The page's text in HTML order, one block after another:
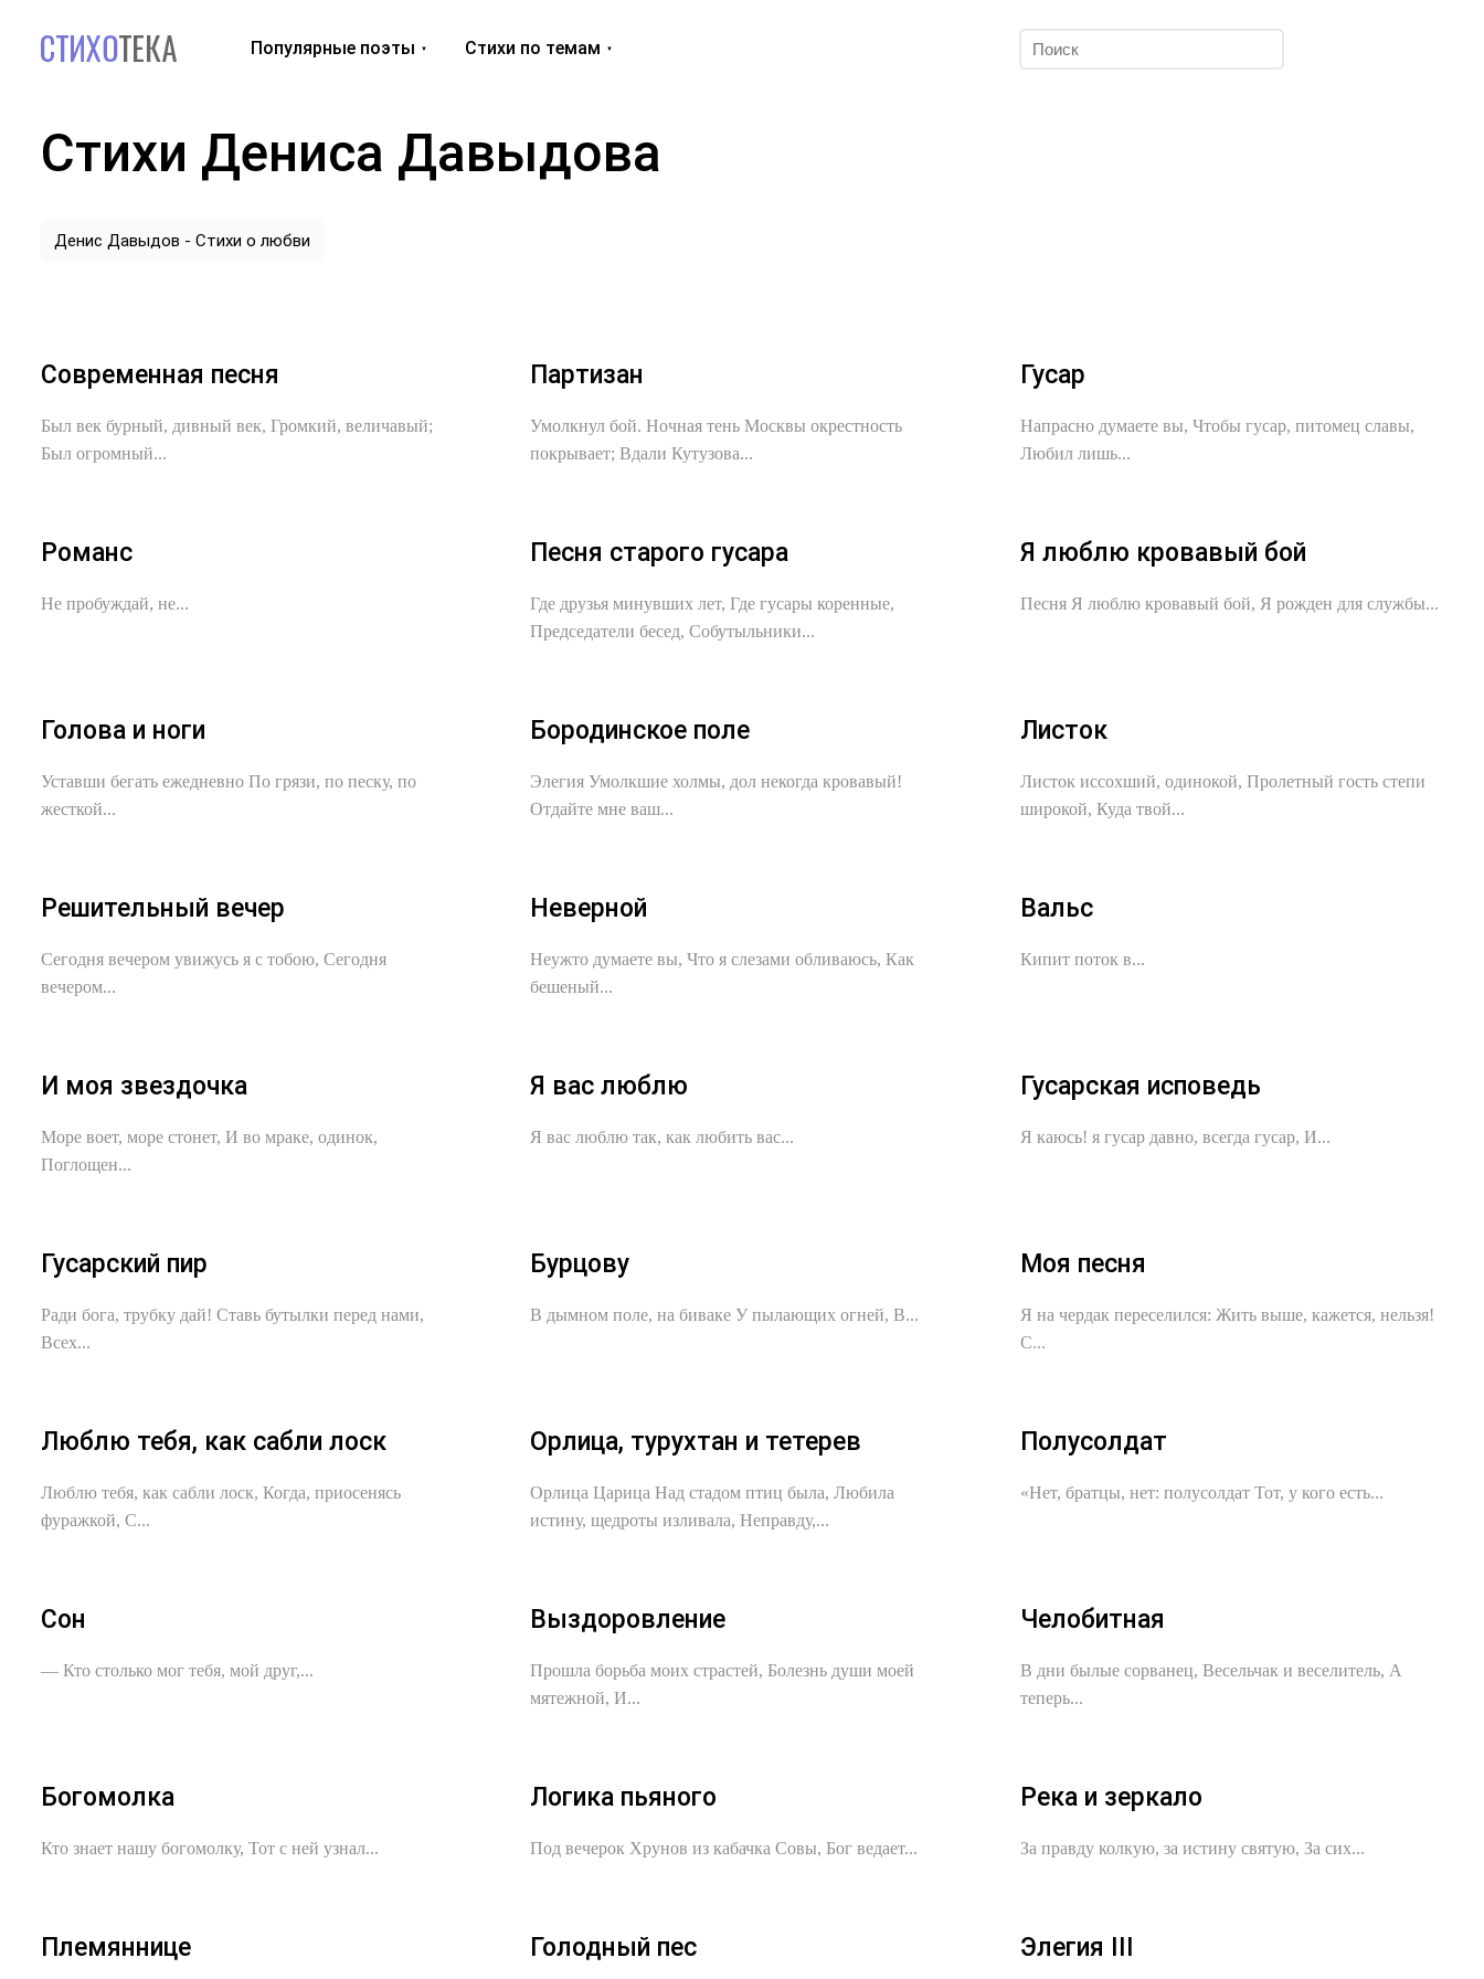
Популярные поэты Стихи по темам
Стихи Дениса Давыдова
Денис Давыдов - Стихи о любви
Современная песня
Был век бурный, дивный век, Громкий, величавый;
Был огромный...
Партизан
Умолкнул бой. Ночная тень Москвы окpестность
покpывает; Вдали Кутузова...
Гусар
Напрасно думаете вы, Чтобы гусар, питомец славы,
Любил лишь...
Романс
Не пробуждай, не...
Песня старого гусара
Где друзья минувших лет, Где гусары коренные,
Председатели бесед, Собутыльники...
Я люблю кровавый бой
Песня Я люблю кровавый бой, Я рожден для службы...
Голова и ноги
Уставши бегать ежедневно По грязи, по песку, по
жесткой...
Бородинское поле
Элегия Умолкшие холмы, дол некогда кровавый!
Отдайте мне ваш...
Листок
Листок иссохший, одинокой, Пролетный гость степи
широкой, Куда твой...
Решительный вечер
Сегодня вечером увижусь я с тобою, Сегодня
вечером...
Неверной
Неужто думаете вы, Что я слезами обливаюсь, Как
бешеный...
Вальс
Кипит поток в...
И моя звездочка
Море воет, море стонет, И во мраке, одинок,
Поглощен...
Я вас люблю
Я вас люблю так, как любить вас...
Гусарская исповедь
Я каюсь! я гусар давно, всегда гусар, И...
Гусарский пир
Ради бога, трубку дай! Ставь бутылки перед нами,
Всех...
Бурцову
В дымном поле, на биваке У пылающих огней, В...
Моя песня
Я на чердак переселился: Жить выше, кажется, нельзя!
С...
Люблю тебя, как сабли лоск
Люблю тебя, как сабли лоск, Когда, приосенясь
фуражкой, С...
Орлица, турухтан и тетерев
Орлица Царица Над стадом птиц была, Любила
истину, щедроты изливала, Неправду,...
Полусолдат
«Нет, братцы, нет: полусолдат Тот, у кого есть...
Сон
— Кто столько мог тебя, мой друг,...
Выздоровление
Прошла борьба моих страстей, Болезнь души моей
мятежной, И...
Челобитная
В дни былые сорванец, Весельчак и веселитель, А
теперь...
Богомолка
Кто знает нашу богомолку, Тот с ней узнал...
Логика пьяного
Под вечерок Хрунов из кабачка Совы, Бог ведает...
Река и зеркало
За правду колкую, за истину святую, За сих...
Племяннице Голодный пес Элегия III